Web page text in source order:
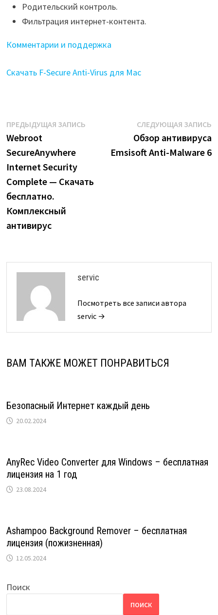
Родительский контроль.
Фильтрация интернет-контента.
Комментарии и поддержка
Скачать F-Secure Anti-Virus для Mac
Навигация
по
записям
ПРЕДЫДУЩАЯ ЗАПИСЬПредыдущая
Webroot
SecureAnywhere
Internet Security
Complete — Скачать
бесплатно.
Комплексный
антивирус
СЛЕДУЮЩАЯ ЗАПИСЬ
Обзор антивируса
Emsisoft Anti-Malware 6
servic
Посмотреть все записи автора
servic →
ВАМ ТАКЖЕ МОЖЕТ ПОНРАВИТЬСЯ
Безопасный Интернет каждый день
20.02.2024
AnyRec Video Converter для Windows – бесплатная
лицензия на 1 год
23.08.2024
Ashampoo Background Remover – бесплатная
лицензия (пожизненная)
12.05.2024
Поиск
ПОИСК